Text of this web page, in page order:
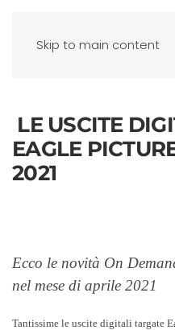
Skip to main content
LE USCITE
EAGLE
2021
Ecco le novità On
nel mese di aprile 2021
Tantissime le uscite digitali targate